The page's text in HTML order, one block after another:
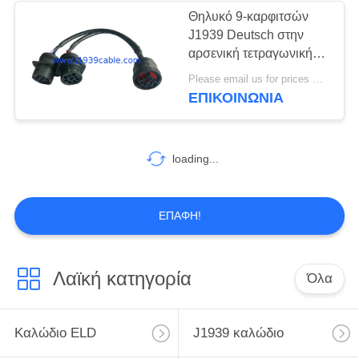
J1939 9 συνδετήρας
J1708 καλώδιο
Θηλυκό 9-καρφιτσών
J1939 Deutsch στην
αρσενική τετραγωνική
φλάντζα J1939 & το
περασμένο κλωστή
ΕΠΙΚΟΙΝΩΝΊΑ
loading...
ΕΠΑΦΉ!
Λαϊκή κατηγορία Όλα
Καλώδιο ELD J1939 καλώδιο